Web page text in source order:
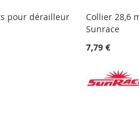
pour dérailleur
Collier 28,6
Sunrace
7,79 €